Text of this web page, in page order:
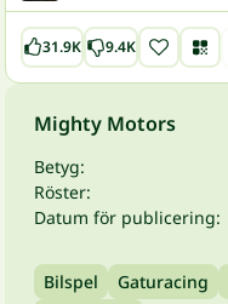
31.9K 9.4K
Mighty Motors
Betyg:
Röster:
Datum för publicering:
Bilspel Gaturacing